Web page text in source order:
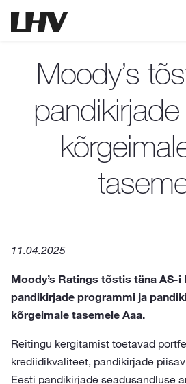
Moody’s
11.04.2025
Moody’s Ratings tõstis täna AS-i
pandikirjade programmi ja
kõrgeimale tasemele Aaa.
Reitingu kergitamist toetavad
krediidikvaliteet, pandikirjade
Eesti pandikirjade seadusandluse